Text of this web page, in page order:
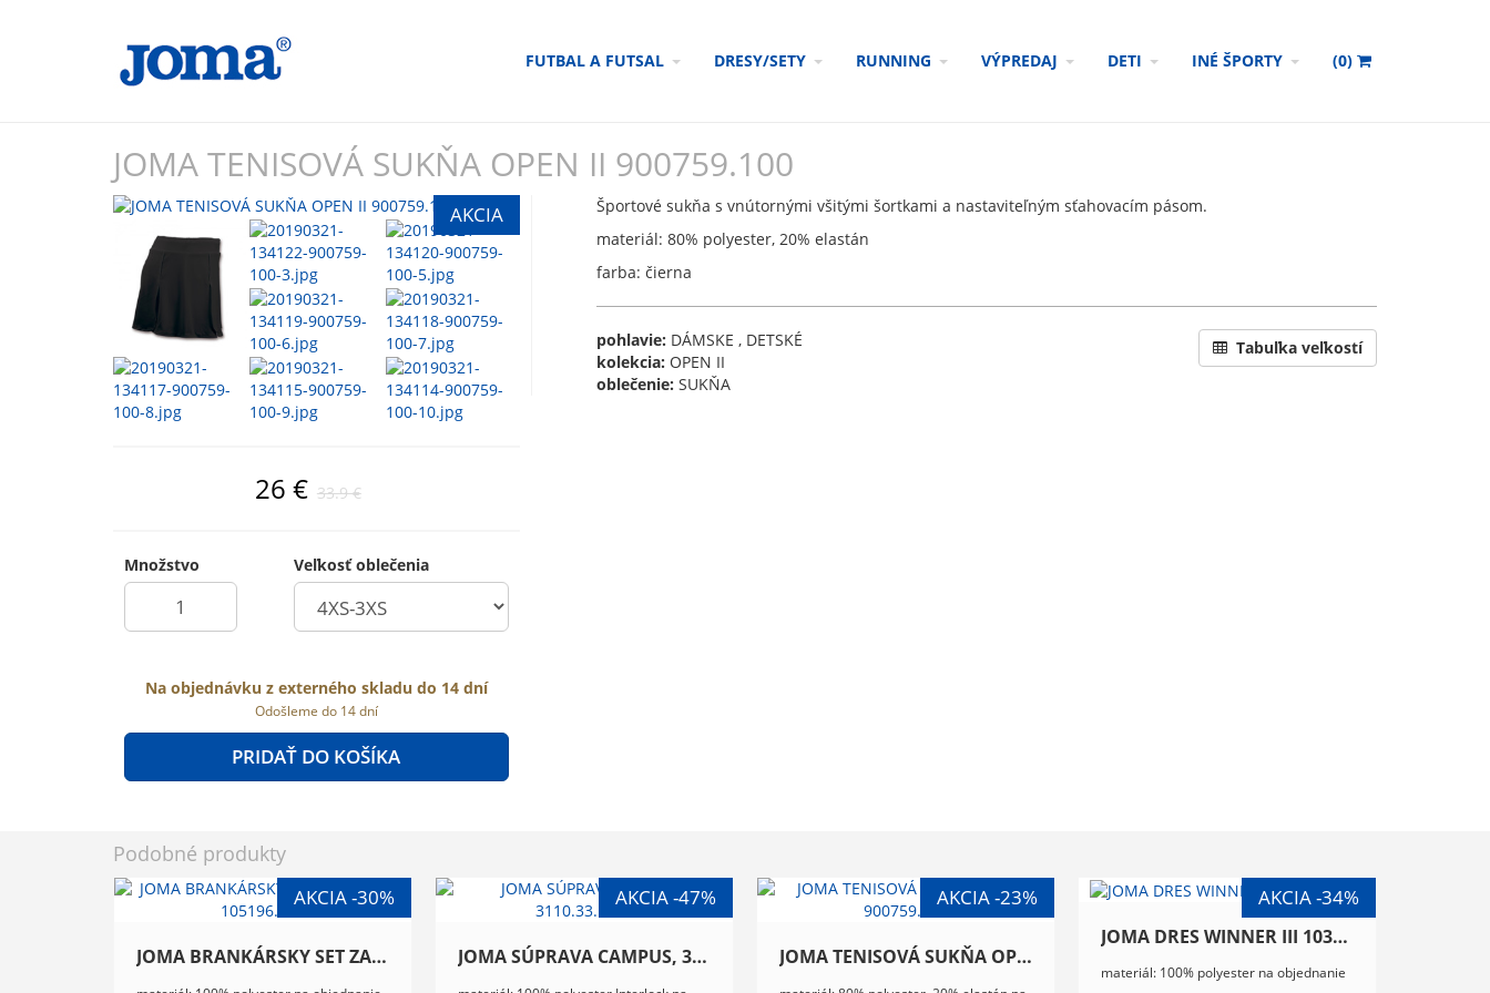
FUTBAL A FUTSAL DRESY/SETY RUNNING VÝPREDAJ DETI INÉ ŠPORTY (0)
JOMA TENISOVÁ SUKŇA OPEN II 900759.100
26 € 33.9 €
Množstvo Veľkosť oblečenia
Na objednávku z externého skladu do 14 dní
Odošleme do 14 dní
PRIDAŤ DO KOŠÍKA
Športové sukňa s vnútornými všitými šortkami a nastaviteľným sťahovacím pásom.
materiál: 80% polyester, 20% elastán
farba: čierna
Tabuľka veľkostí
pohlavie: DÁMSKE , DETSKÉ
kolekcia: OPEN II
oblečenie: SUKŇA
Podobné produkty
JOMA BRANKÁRSKY SET ZAMORA XI 105196.024 JOMA SÚPRAVA CAMPUS, 3110.33.1055 JOMA TENISOVÁ SUKŇA OPEN II 900759.020
JOMA DRES WINNER III 103150.601
materiál: 100% polyester na objednanie